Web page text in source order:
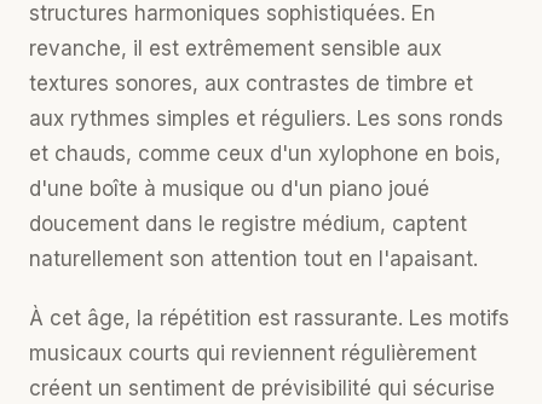
structures harmoniques sophistiquées. En
revanche, il est extrêmement sensible aux
textures sonores, aux contrastes de timbre et
aux rythmes simples et réguliers. Les sons ronds
et chauds, comme ceux d'un xylophone en bois,
d'une boîte à musique ou d'un piano joué
doucement dans le registre médium, captent
naturellement son attention tout en l'apaisant.
À cet âge, la répétition est rassurante. Les motifs
musicaux courts qui reviennent régulièrement
créent un sentiment de prévisibilité qui sécurise